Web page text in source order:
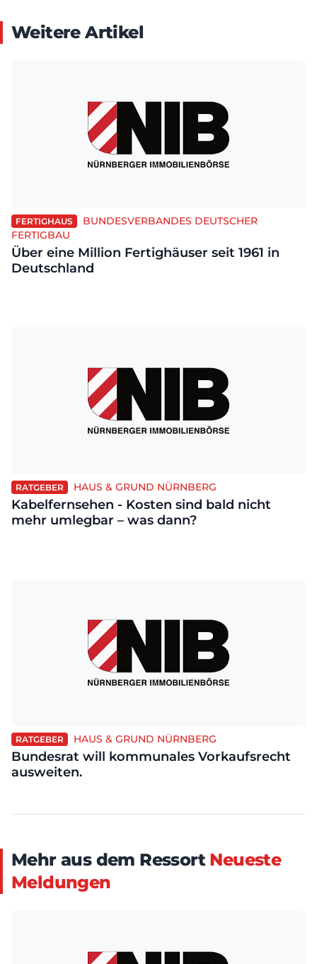
Weitere Artikel
FERTIGHAUS
BUNDESVERBANDES DEUTSCHER
FERTIGBAU
Über eine Million Fertighäuser seit 1961 in
Deutschland
RATGEBER HAUS & GRUND NÜRNBERG
Kabelfernsehen - Kosten sind bald nicht
mehr umlegbar – was dann?
RATGEBER HAUS & GRUND NÜRNBERG
Bundesrat will kommunales Vorkaufsrecht
ausweiten.
Mehr aus dem Ressort Neueste
Meldungen